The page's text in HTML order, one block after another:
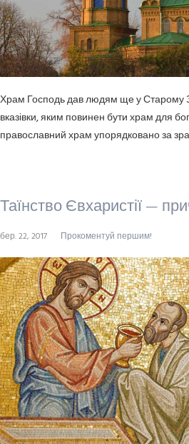
Храм Господь дав людям ще у Старому
вказівки, яким повинен бути храм для
православний храм упорядковано за
Таїнство Євхаристії —
бер. 22, 2017 Прокоментуй першим!